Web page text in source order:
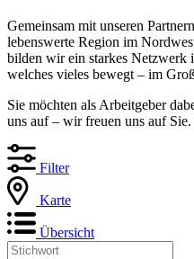
Gemeinsam mit unseren
lebenswerte Region im
bilden wir ein starkes Netzwerk
welches vieles bewegt – im
Sie möchten als Arbeitgeber
uns auf – wir freuen uns auf Sie.
Filter
Karte
Übersicht